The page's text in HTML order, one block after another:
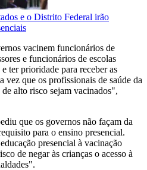
e o Distrito Federal irão
vacinem funcionários de
e funcionários de escolas
ter prioridade para receber as
vez que os profissionais de saúde da
alto risco sejam vacinados",
que os governos não façam da
para o ensino presencial.
presencial à vacinação
de negar às crianças o acesso à